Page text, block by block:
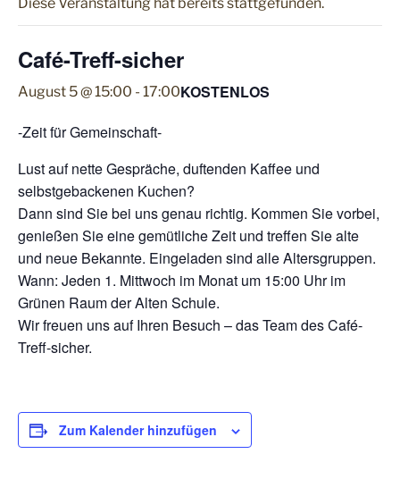
Café-Treff-sicher
August 5 @ 15:00 - 17:00KOSTENLOS
-Zeit für Gemeinschaft-
Lust auf nette Gespräche, duftenden Kaffee und
selbstgebackenen Kuchen?
Dann sind Sie bei uns genau richtig. Kommen Sie vorbei,
genießen Sie eine gemütliche Zeit und treffen Sie alte
und neue Bekannte. Eingeladen sind alle Altersgruppen.
Wann: Jeden 1. Mittwoch im Monat um 15:00 Uhr im
Grünen Raum der Alten Schule.
Wir freuen uns auf Ihren Besuch – das Team des Café-
Treff-sicher.
Zum Kalender hinzufügen